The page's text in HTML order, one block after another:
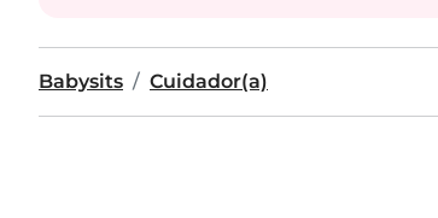
Babysits Cuidador(a)